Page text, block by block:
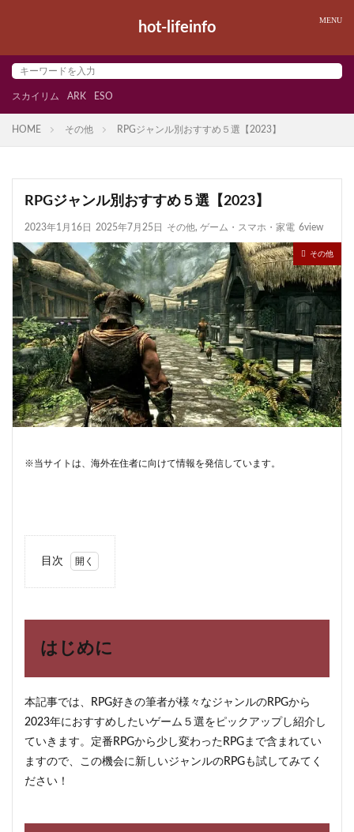
hot-lifeinfo
スカイリム ARK ESO
HOME その他 RPGジャンル別おすすめ５選【2023】
RPGジャンル別おすすめ５選【2023】
2023年1月16日 2025年7月25日 その他, ゲーム・スマホ・家電 6view
その他
※当サイトは、海外在住者に向けて情報を発信しています。
目次
絶対
めし
たい
RPG
ゲー
選
Scrolls V:
はじめに
本記事では、RPG好きの筆者が様々なジャンルのRPGから
2023年におすすめしたいゲーム５選をピックアップし紹介し
ていきます。定番RPGから少し変わったRPGまで含まれてい
ますので、この機会に新しいジャンルのRPGも試してみてく
ださい！